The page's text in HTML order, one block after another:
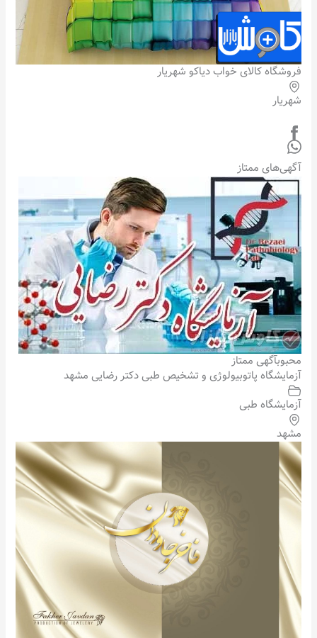
فروشگاه کالای خواب دیاکو شهریار
شهریار
آگهی‌های ممتاز
محبوبآگهی ممتاز
آزمایشگاه پاتوبیولوژی و تشخیص طبی دکتر رضایی مشهد
آزمایشگاه طبی
مشهد